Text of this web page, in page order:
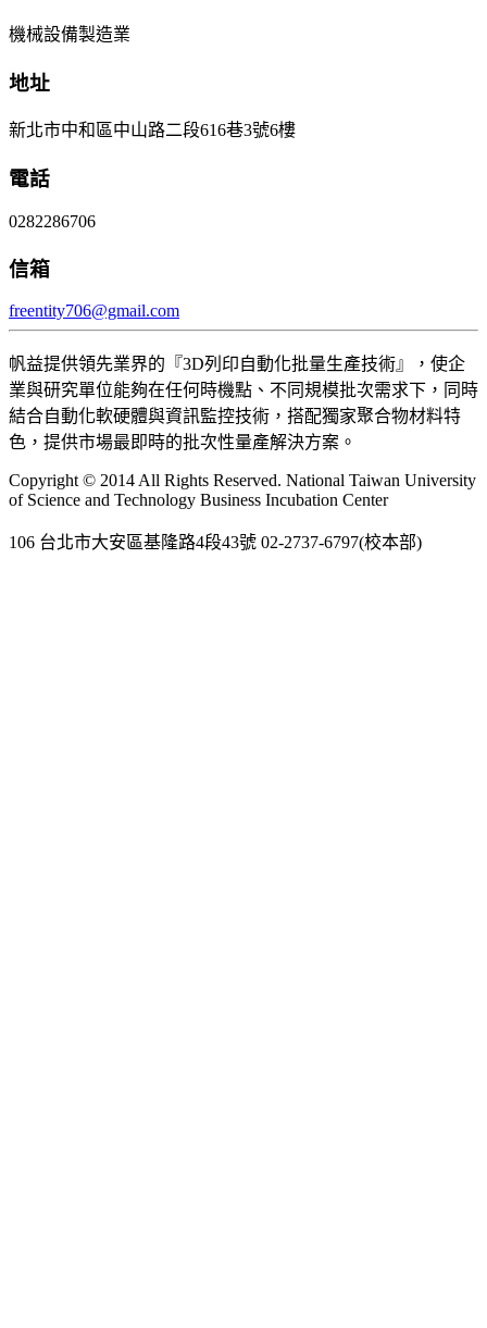
機械設備製造業
地址
新北市中和區中山路二段616巷3號6樓
電話
0282286706
信箱
freentity706@gmail.com
帆益提供領先業界的『3D列印自動化批量生產技術』，使企
業與研究單位能夠在任何時機點、不同規模批次需求下，同時
結合自動化軟硬體與資訊監控技術，搭配獨家聚合物材料特
色，提供市場最即時的批次性量產解決方案。
Copyright © 2014 All Rights Reserved. National Taiwan University
of Science and Technology Business Incubation Center
106 台北市大安區基隆路4段43號 02-2737-6797(校本部)